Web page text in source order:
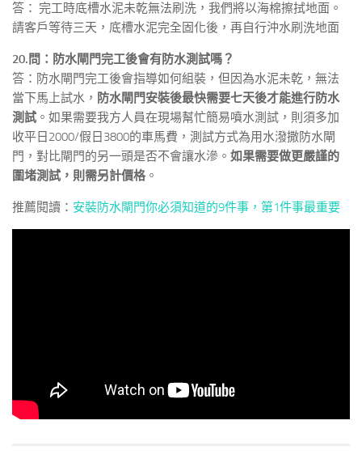
答： 完工時底槽水泥未乾無法刷洗，我們將以海棉擦拭地面。
請客戶等待三天，底槽水泥完全固化後，再自行沖水刷洗地面
20.問：防水閘門完工後會有防水測試嗎？
答：防水閘門完工後會指導如何組裝，但因為水泥未乾，無法
當下馬上試水， 防水閘門安裝後最快需要七天後才能進行防水
測試 。如果需要我方人員在現場幫忙簡易噴水測試，則須多加
收平日2000/假日3800的車馬費，測試方式為用水潑撒防水閘
門，對比閘門的另一頭是否不會讓水滲。 如果需要做更嚴謹的
圍堵測試，則需另計價格。
推薦閱讀： 安裝防水閘門你必須知道的9件事，第1件事最重要